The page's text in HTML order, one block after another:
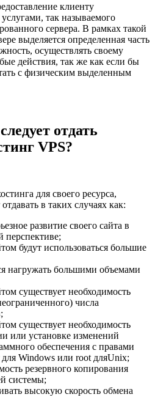
клиенту
так называемого
сервера. В рамках такой
выделяется определенная часть
осуществлять своему
действия, так же как если бы
с физическим выделенным
отдать
VPS?
для своего ресурса,
в таких случаях как:
развитие своего сайта в
перспективе;
будут использоваться большие
нагружать большими объемами
существует необходимость
числа
существует необходимость
или установке изменений
обеспечения с правами
Windows или root дляUnix;
резервного копирования
системы;
высокую скорость обмена